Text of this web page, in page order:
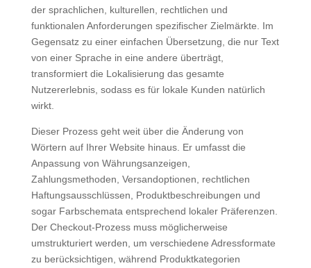
der sprachlichen, kulturellen, rechtlichen und
funktionalen Anforderungen spezifischer Zielmärkte. Im
Gegensatz zu einer einfachen Übersetzung, die nur Text
von einer Sprache in eine andere überträgt,
transformiert die Lokalisierung das gesamte
Nutzererlebnis, sodass es für lokale Kunden natürlich
wirkt.
Dieser Prozess geht weit über die Änderung von
Wörtern auf Ihrer Website hinaus. Er umfasst die
Anpassung von Währungsanzeigen,
Zahlungsmethoden, Versandoptionen, rechtlichen
Haftungsausschlüssen, Produktbeschreibungen und
sogar Farbschemata entsprechend lokaler Präferenzen.
Der Checkout-Prozess muss möglicherweise
umstrukturiert werden, um verschiedene Adressformate
zu berücksichtigen, während Produktkategorien